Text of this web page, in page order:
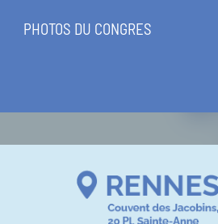
PHOTOS DU CONGRES